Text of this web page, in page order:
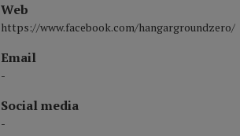
Web
https://www.facebook.com/hangargroundzero/
Email
-
Social media
-